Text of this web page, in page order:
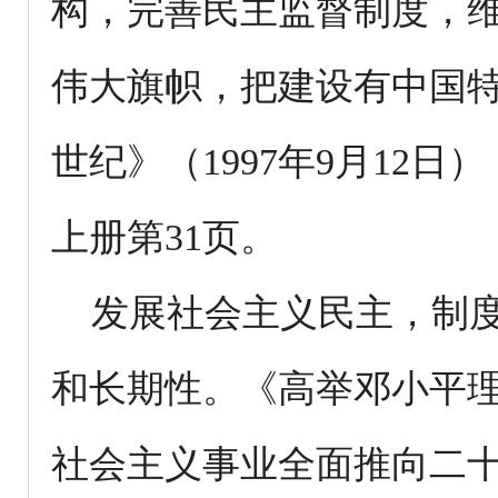
构，完善民主监督制度，
伟大旗帜，把建设有中国
世纪》（1997年9月12日
上册第31页。
发展社会主义民主，制
和长期性。《高举邓小平
社会主义事业全面推向二